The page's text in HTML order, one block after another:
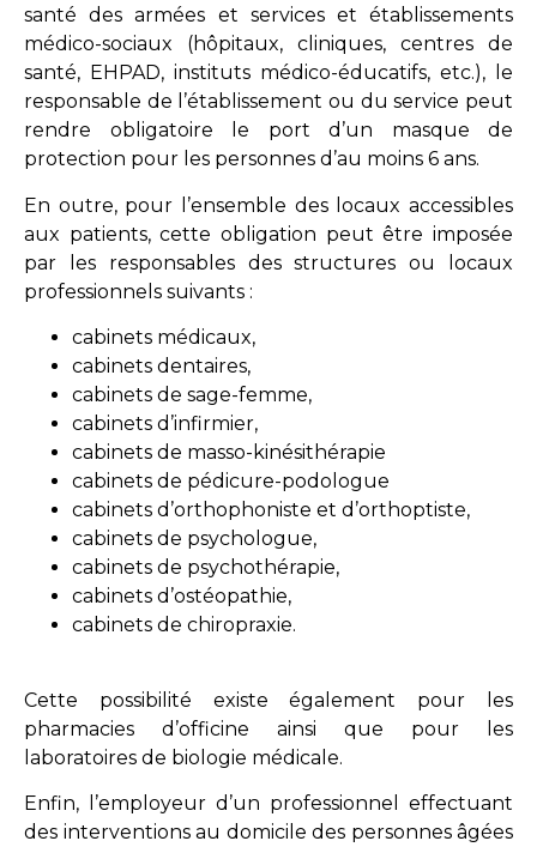
santé des armées et services et établissements
médico-sociaux (hôpitaux, cliniques, centres de
santé, EHPAD, instituts médico-éducatifs, etc.), le
responsable de l’établissement ou du service peut
rendre obligatoire le port d’un masque de
protection pour les personnes d’au moins 6 ans.
En outre, pour l’ensemble des locaux accessibles
aux patients, cette obligation peut être imposée
par les responsables des structures ou locaux
professionnels suivants :
cabinets médicaux,
cabinets dentaires,
cabinets de sage-femme,
cabinets d’infirmier,
cabinets de masso-kinésithérapie
cabinets de pédicure-podologue
cabinets d’orthophoniste et d’orthoptiste,
cabinets de psychologue,
cabinets de psychothérapie,
cabinets d’ostéopathie,
cabinets de chiropraxie.
Cette possibilité existe également pour les
pharmacies d’officine ainsi que pour les
laboratoires de biologie médicale.
Enfin, l’employeur d’un professionnel effectuant
des interventions au domicile des personnes âgées